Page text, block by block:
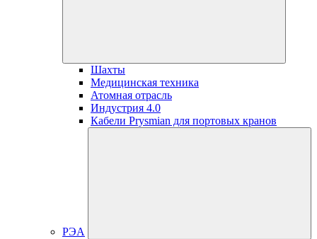
Шахты
Медицинская техника
Атомная отрасль
Индустрия 4.0
Кабели Prysmian для портовых кранов
РЭА